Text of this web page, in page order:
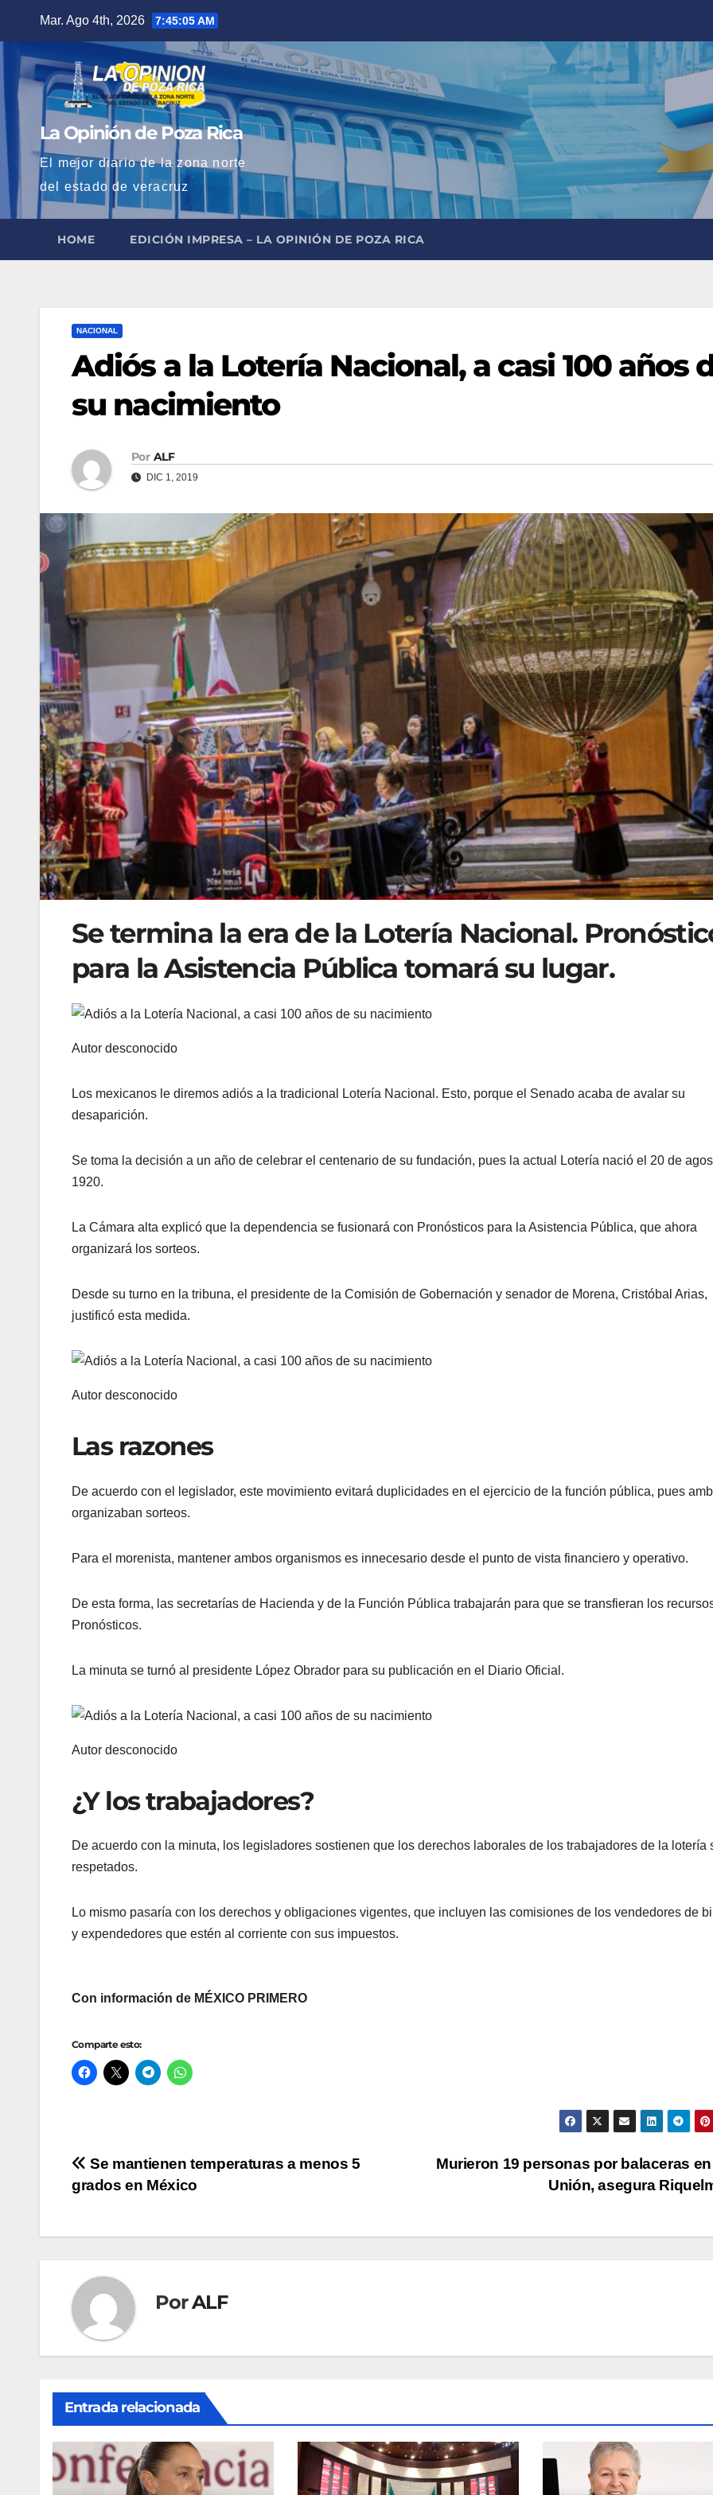
contenido
Mar. Ago 4th, 2026 7:45:06 AM
La Opinión de Poza Rica
El mejor diario de la zona norte
del estado de veracruz
HOME EDICIÓN IMPRESA – LA OPINIÓN DE POZA RICA
NACIONAL
Adiós a la Lotería Nacional, a casi 100 años
su nacimiento
Por ALF
DIC 1, 2019
Se termina la era de la Lotería Nacional.
para la Asistencia Pública tomará su lugar.
Autor desconocido
Los mexicanos le diremos adiós a la tradicional Lotería Nacional. Esto, porque el Senado acaba de avalar su
desaparición.
Se toma la decisión a un año de celebrar el centenario de su fundación, pues la actual Lotería nació el 20 de
1920.
La Cámara alta explicó que la dependencia se fusionará con Pronósticos para la Asistencia Pública, que ahora
organizará los sorteos.
Desde su turno en la tribuna, el presidente de la Comisión de Gobernación y senador de Morena, Cristóbal Arias,
justificó esta medida.
Autor desconocido
Las razones
De acuerdo con el legislador, este movimiento evitará duplicidades en el ejercicio de la función pública, pues
organizaban sorteos.
Para el morenista, mantener ambos organismos es innecesario desde el punto de vista financiero y operativo.
De esta forma, las secretarías de Hacienda y de la Función Pública trabajarán para que se transfieran los
Pronósticos.
La minuta se turnó al presidente López Obrador para su publicación en el Diario Oficial.
Autor desconocido
¿Y los trabajadores?
De acuerdo con la minuta, los legisladores sostienen que los derechos laborales de los trabajadores de la lotería
respetados.
Lo mismo pasaría con los derechos y obligaciones vigentes, que incluyen las comisiones de los vendedores de
y expendedores que estén al corriente con sus impuestos.
Con información de MÉXICO PRIMERO
Comparte esto:
Navegación
de
entradas
Murieron 19 personas por balaceras
Unión, asegura
Se mantienen temperaturas a menos 5
grados en México
PorALF
Entrada relacionada